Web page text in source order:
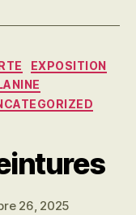
EXPOSITION
26, 2025